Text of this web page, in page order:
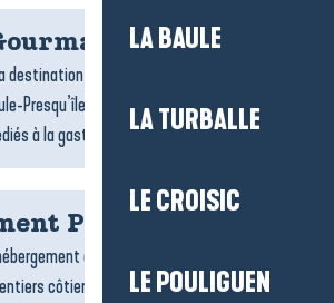
LA BAULE
LA TURBALLE
LE CROISIC
LE POULIGUEN
destination autrement ? L’agenda
Presqu’île de Guérande rassemble tous
à la gastronomie et aux plaisirs de la...
Pénestin
à Pénestin ? Entre plages
côtiers et estuaire, la commune